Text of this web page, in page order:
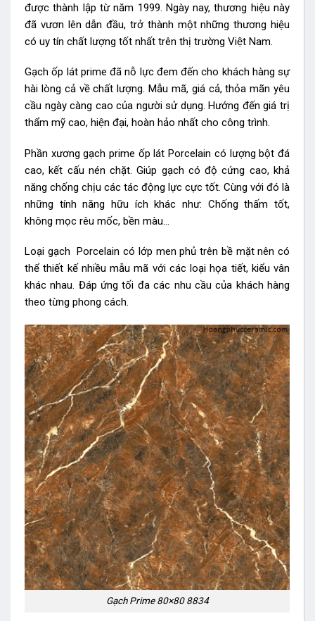
được thành lập từ năm 1999. Ngày nay, thương hiệu này
đã vươn lên dẫn đầu, trở thành một những thương hiệu
có uy tín chất lượng tốt nhất trên thị trường Việt Nam.
Gạch ốp lát prime đã nỗ lực đem đến cho khách hàng sự
hài lòng cả về chất lượng. Mẫu mã, giá cả, thỏa mãn yêu
cầu ngày càng cao của người sử dụng. Hướng đến giá trị
thẩm mỹ cao, hiện đại, hoàn hảo nhất cho công trình.
Phần xương gạch prime ốp lát Porcelain có lượng bột đá
cao, kết cấu nén chặt. Giúp gạch có độ cứng cao, khả
năng chống chịu các tác động lực cực tốt. Cùng với đó là
những tính năng hữu ích khác như: Chống thấm tốt,
không mọc rêu mốc, bền màu…
Loại gạch Porcelain có lớp men phủ trên bề mặt nên có
thể thiết kế nhiều mẫu mã với các loại họa tiết, kiểu vân
khác nhau. Đáp ứng tối đa các nhu cầu của khách hàng
theo từng phong cách.
Gạch Prime 80×80 8834